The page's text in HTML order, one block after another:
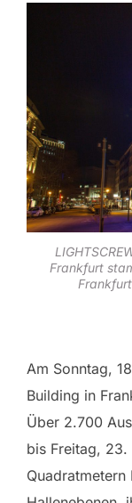
Frankfurt
Am Sonntag,
Building in
Über 2.700
bis Freitag,